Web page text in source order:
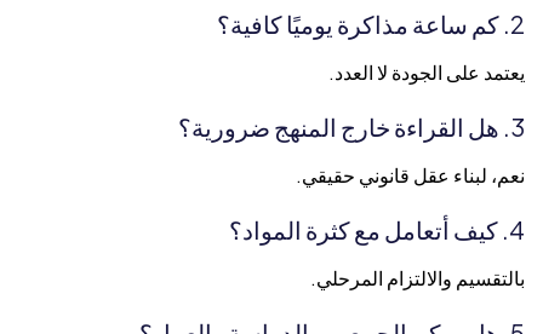
2. كم ساعة مذاكرة يوميًا كافية؟
يعتمد على الجودة لا العدد.
3. هل القراءة خارج المنهج ضرورية؟
نعم، لبناء عقل قانوني حقيقي.
4. كيف أتعامل مع كثرة المواد؟
بالتقسيم والالتزام المرحلي.